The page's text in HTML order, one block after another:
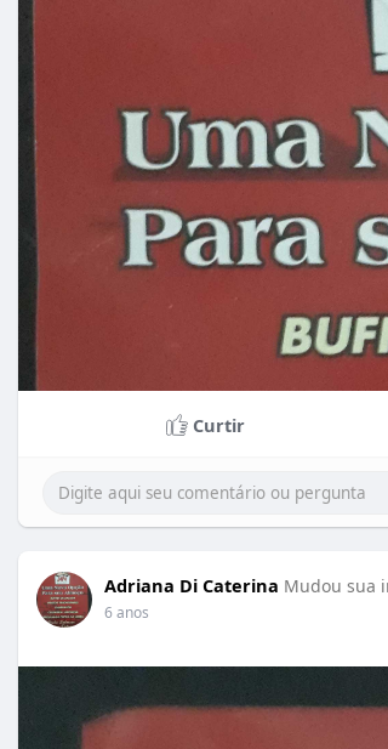
Curtir
Adriana Di Caterina Mudou sua
6 anos